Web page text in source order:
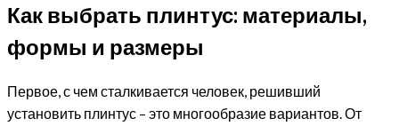
Как выбрать плинтус: материалы,
формы и размеры
Первое, с чем сталкивается человек, решивший
установить плинтус – это многообразие вариантов. От